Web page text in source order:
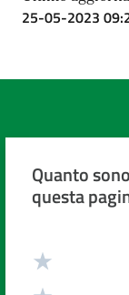
25-05-2023
Quanto
questa